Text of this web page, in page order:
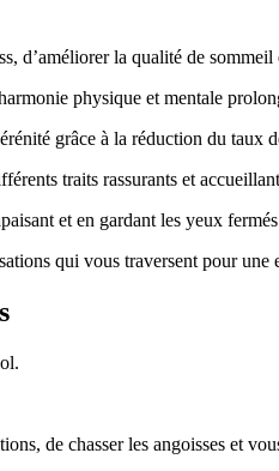
d’améliorer la qualité de
physique et mentale
grâce à la réduction du
traits rassurants et
et en gardant les yeux
qui vous traversent pour une
de chasser les angoisses et